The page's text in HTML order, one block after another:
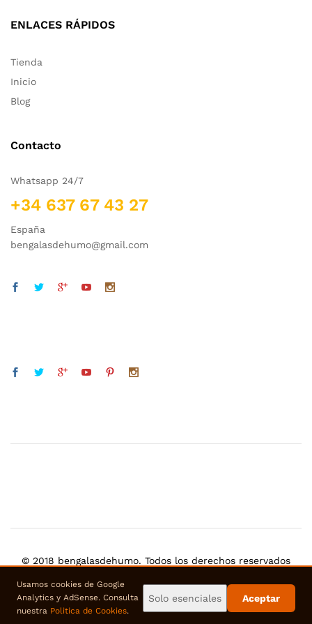
ENLACES RÁPIDOS
Tienda
Inicio
Blog
Contacto
Whatsapp 24/7
+34 637 67 43 27
España
bengalasdehumo@gmail.com
© 2018 bengalasdehumo. Todos los derechos reservados
usamos pago seguro
Usamos cookies de Google
Analytics y AdSense. Consulta
nuestra Politica de Cookies.
Solo esenciales Aceptar